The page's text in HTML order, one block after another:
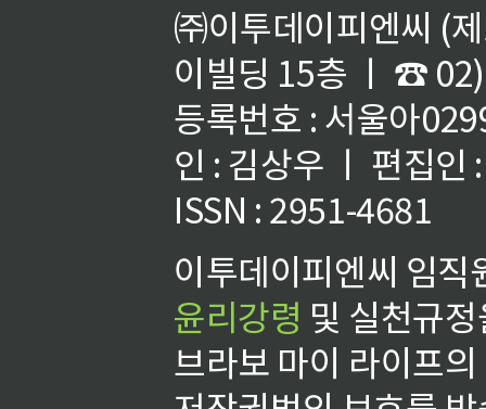
㈜이투데이피엔씨 (
이빌딩 15층 ㅣ ☎
등록번호 : 서울아
인 : 김상우 ㅣ 편집인
ISSN : 2951-4681
이투데이피엔씨 임
윤리강령 및 실천규
브라보 마이 라이프